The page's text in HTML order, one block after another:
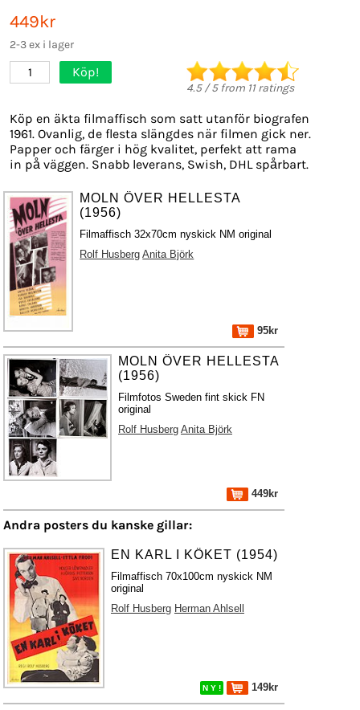
449kr
2-3 ex i lager
1 Köp!
4.5/5from 11ratings
Köp en äkta filmaffisch som satt utanför biografen
1961. Ovanlig, de flesta slängdes när filmen gick ner.
Papper och färger i hög kvalitet, perfekt att rama
in på väggen. Snabb leverans, Swish, DHL spårbart.
MOLN ÖVER HELLESTA
(1956)
Filmaffisch 32x70cm nyskick NM original
Rolf Husberg Anita Björk
95kr
MOLN ÖVER HELLESTA
(1956)
Filmfotos Sweden fint skick FN
original
Rolf Husberg Anita Björk
449kr
Andra posters du kanske gillar:
EN KARL I KÖKET (1954)
Filmaffisch 70x100cm nyskick NM
original
Rolf Husberg Herman Ahlsell
N Y ! 149kr